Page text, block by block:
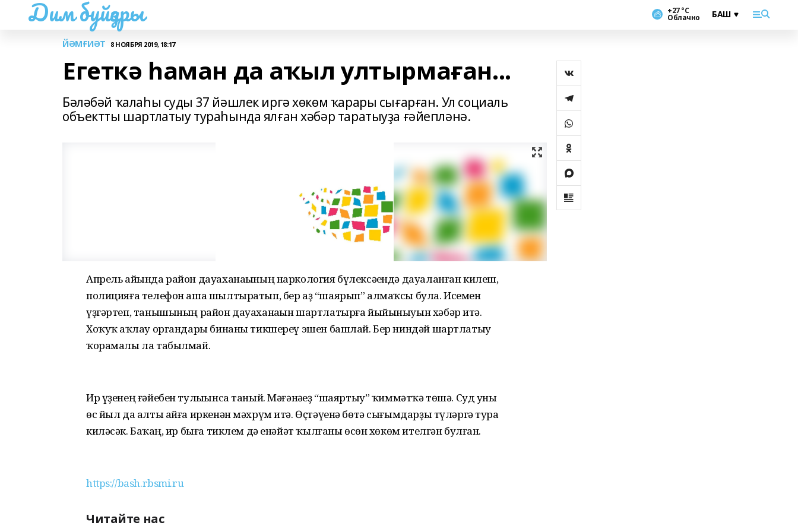
Дим буйҙары +27 °С
Облачно
ЙӘМҒИӘТ 8 НОЯБРЯ 2019, 18:17
Егеткә һаман да аҡыл ултырмаған...
Бәләбәй ҡалаһы суды 37 йәшлек иргә хөкөм ҡарары сығарған. Ул социаль
объектты шартлатыу тураһында ялған хәбәр таратыуҙа ғәйепләнә.
Апрель айында район дауаханаһының наркология бүлексәһендә дауаланған килеш,
полицияға телефон аша шылтыратып, бер аҙ “шаярып” алмаҡсы була. Исемен
үҙгәртеп, танышының район дауаханаһын шартлатырға йыйыныуын хәбәр итә.
Хоҡуҡ һаҡлау органдары бинаны тикшереү эшен башлай. Бер ниндәй шартлатыу
ҡорамалы ла табылмай.
Ир үҙенең ғәйебен тулыһынса таный. Мәғәнәһеҙ “шаяртыу” ҡиммәтҡә төшә. Суд уны
өс йыл да алты айға иркенән мәхрүм итә. Өҫтәүенә бөтә сығымдарҙы түләргә тура
киләсәк. Баҡһаң, ир быға тиклем дә енәйәт ҡылғаны өсөн хөкөм ителгән булған.
https://bash.rbsmi.ru
Читайте нас